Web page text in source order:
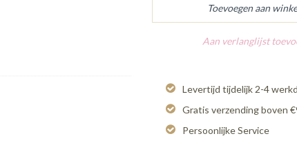
Aan verlanglijst
Levertijd tijdelijk 2-4
Gratis verzending boven
Persoonlijke Service